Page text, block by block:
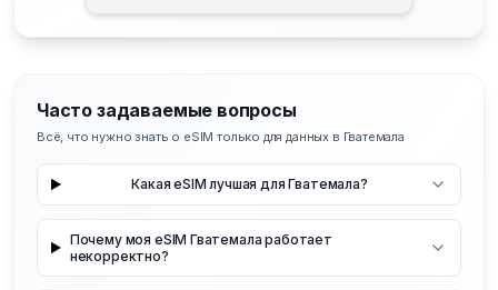
Часто задаваемые вопросы
Всё, что нужно знать о eSIM только для данных в Гватемала
Какая eSIM лучшая для Гватемала?
Почему моя eSIM Гватемала работает
некорректно?